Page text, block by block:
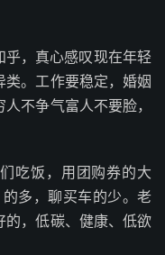
，真心感叹现在年轻
。工作要稳定，婚姻
不争气富人不要脸，
吃饭，用团购券的大
多，聊买车的少。老
的，低碳、健康、低欲